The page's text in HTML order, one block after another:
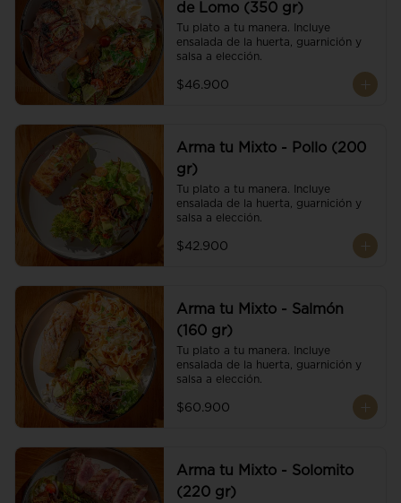
de Lomo (350 gr)
Tu plato a tu manera. Incluye
ensalada de la huerta, guarnición y
salsa a elección.
$46.900
Arma tu Mixto - Pollo (200
gr)
Tu plato a tu manera. Incluye
ensalada de la huerta, guarnición y
salsa a elección.
$42.900
Arma tu Mixto - Salmón
(160 gr)
Tu plato a tu manera. Incluye
ensalada de la huerta, guarnición y
salsa a elección.
$60.900
Arma tu Mixto - Solomito
(220 gr)